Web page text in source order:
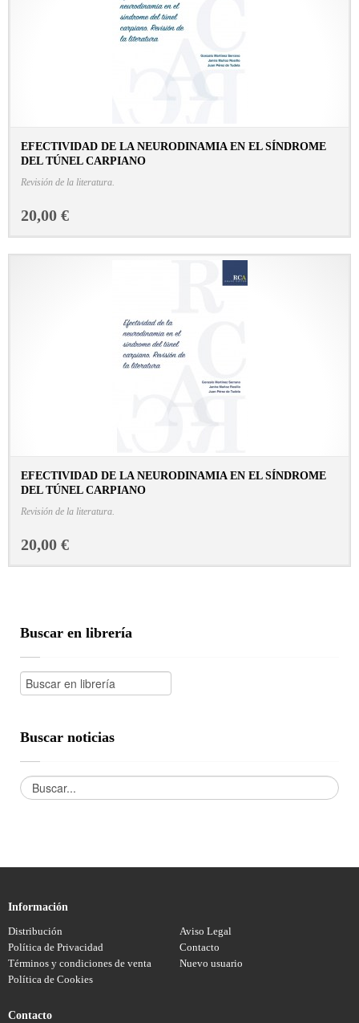
EFECTIVIDAD DE LA NEURODINAMIA EN EL SÍNDROME
DEL TÚNEL CARPIANO
Revisión de la literatura.
20,00 €
EFECTIVIDAD DE LA NEURODINAMIA EN EL SÍNDROME
DEL TÚNEL CARPIANO
Revisión de la literatura.
20,00 €
Buscar en librería
Buscar noticias
Información
Distribución
Aviso Legal
Política de Privacidad
Contacto
Términos y condiciones de venta
Nuevo usuario
Política de Cookies
Contacto